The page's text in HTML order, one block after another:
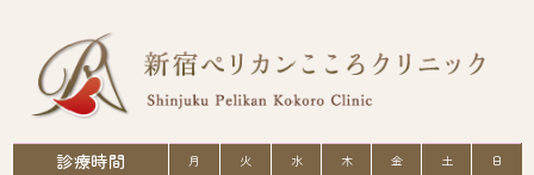
診療時間 月 火 水 木 金 土 日